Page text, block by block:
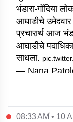
भंडारा-गोंदिया
आघाडीचे उमेदवार
प्रचारार्थ आज
आघाडीचे
साधला.
— Nana
08:33 AM • 10